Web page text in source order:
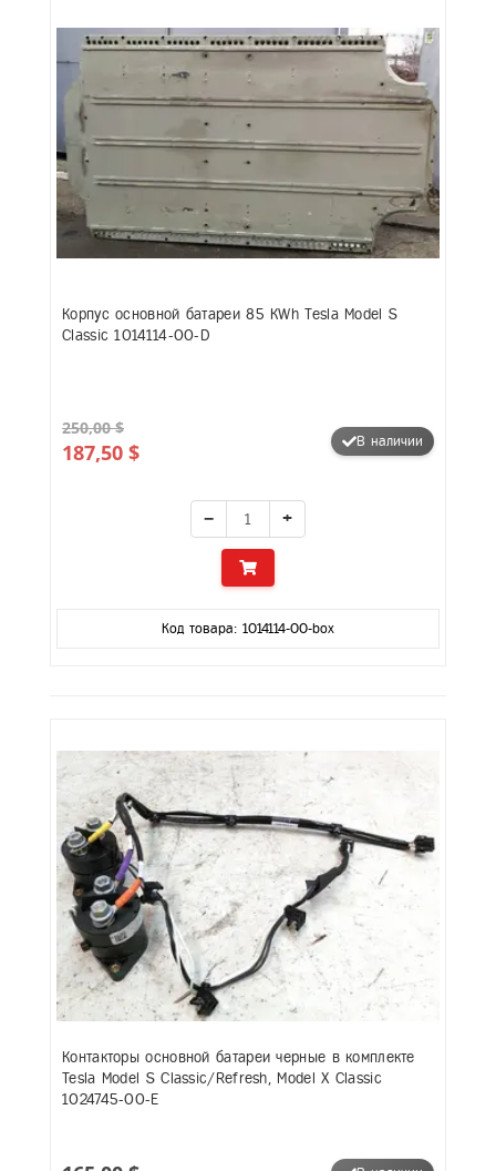
Корпус основной батареи 85 KWh Tesla Model S
Classic 1014114-00-D
250,00 $
187,50 $ В наличии
− +
Код товара: 1014114-00-box
Контакторы основной батареи черные в комплекте
Tesla Model S Classic/Refresh, Model X Classic
1024745-00-E